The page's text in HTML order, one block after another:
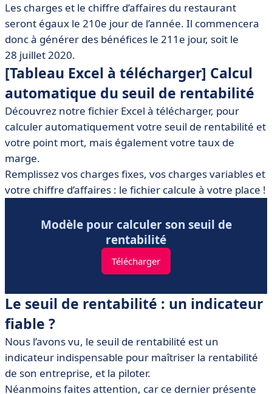
Les charges et le chiffre d’affaires du restaurant
seront égaux le 210e jour de l’année. Il commencera
donc à générer des bénéfices le 211e jour, soit le
28 juillet 2020.
[Tableau Excel à télécharger] Calcul
automatique du seuil de rentabilité
Découvrez notre fichier Excel à télécharger, pour
calculer automatiquement votre seuil de rentabilité et
votre point mort, mais également votre taux de
marge.
Remplissez vos charges fixes, vos charges variables et
votre chiffre d’affaires : le fichier calcule à votre place !
Modèle pour calculer son seuil de
rentabilité
Télécharger
Le seuil de rentabilité : un indicateur
fiable ?
Nous l’avons vu, le seuil de rentabilité est un
indicateur indispensable pour maîtriser la rentabilité
de son entreprise, et la piloter.
Néanmoins faites attention, car ce dernier présente